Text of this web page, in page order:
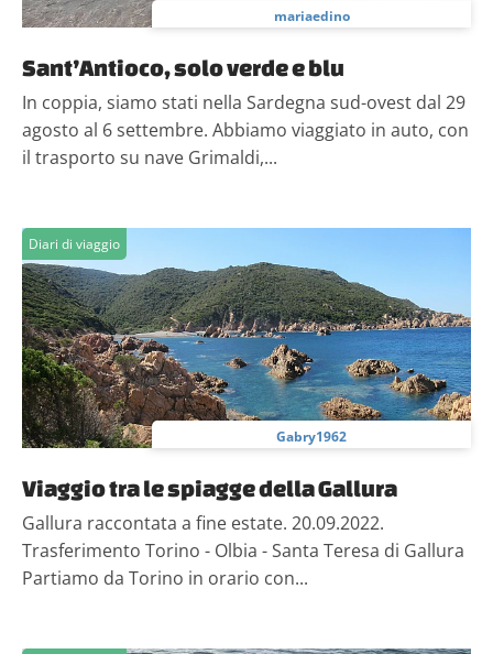
mariaedino
Sant’Antioco, solo verde e blu
In coppia, siamo stati nella Sardegna sud-ovest dal 29
agosto al 6 settembre. Abbiamo viaggiato in auto, con
il trasporto su nave Grimaldi,...
Diari di viaggio
Gabry1962
Viaggio tra le spiagge della Gallura
Gallura raccontata a fine estate. 20.09.2022.
Trasferimento Torino - Olbia - Santa Teresa di Gallura
Partiamo da Torino in orario con...